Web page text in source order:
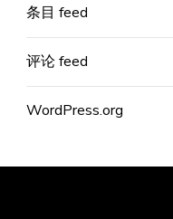
条目 feed
评论 feed
WordPress.org